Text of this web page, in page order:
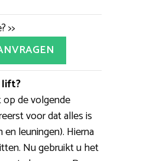
>>
lift?
op de volgende
voor dat alles is
leuningen). Hierna
Nu gebruikt u het